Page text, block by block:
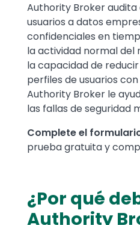
Text
Authority Broker audita
usuarios a datos
confidenciales en
la actividad normal del
la capacidad de
perfiles de usuarios
Authority Broker le
las fallas de seguridad
Complete el
prueba gratuita y
¿Por qué
Authority